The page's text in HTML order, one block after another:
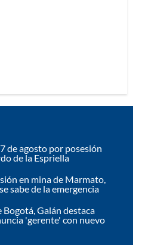
de agosto por posesión
de la Espriella
en mina de Marmato,
sabe de la emergencia
Bogotá, Galán destaca
'gerente' con nuevo